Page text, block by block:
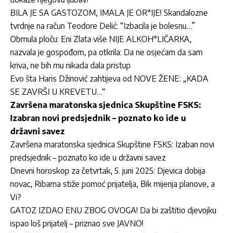
BILA JE SA GASTOZOM, IMALA JE OR*IJE! Skandalozne
tvrdnje na račun Teodore Delić: “Izbacila je bolesnu…”
Obrnula ploču: Eni Zlata više NIJE ALKOH*LIČARKA,
nazvala je gospođom, pa otkrila: Da ne osjećam da sam
kriva, ne bih mu nikada dala pristup
Evo šta Haris Džinović zahtijeva od NOVE ŽENE: „KADA
SE ZAVRŠI U KREVETU…“
Završena maratonska sjednica Skupštine FSKS:
Izabran novi predsjednik – poznato ko ide u
državni savez
Završena maratonska sjednica Skupštine FSKS: Izaban novi
predsjednik – poznato ko ide u državni savez
Dnevni horoskop za četvrtak, 5. juni 2025: Djevica dobija
novac, Ribama stiže pomoć prijatelja, Bik mijenja planove, a
Vi?
GATOZ IZDAO ENU ZBOG OVOGA! Da bi zaštitio djevojku
ispao loš prijatelj – priznao sve JAVNO!